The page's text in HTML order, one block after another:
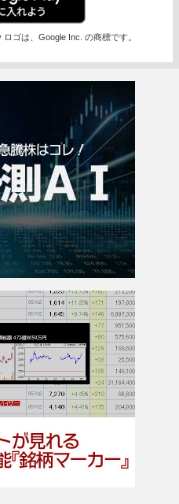
ゴは、Google Inc. の商標です。